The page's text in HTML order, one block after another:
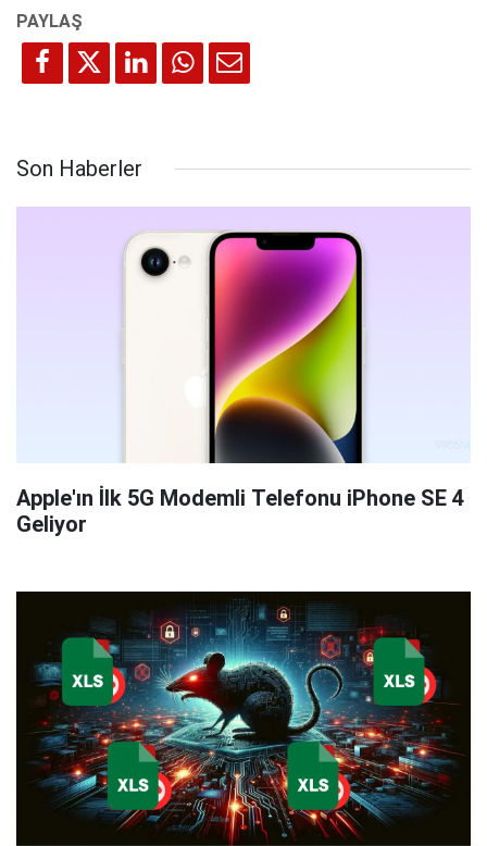
Son Haberler
Apple'ın İlk 5G Modemli Telefonu iPhone SE 4
Geliyor